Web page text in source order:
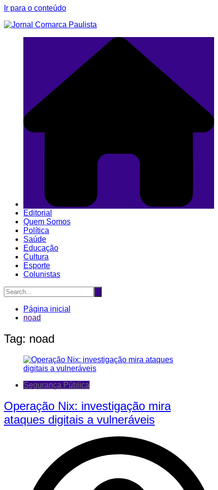
Ir para o conteúdo
Editorial
Quem Somos
Política
Saúde
Educação
Cultura
Esporte
Colunistas
Página inicial
noad
Tag: noad
Segurança Pública
Operação Nix: investigação mira
ataques digitais a vulneráveis